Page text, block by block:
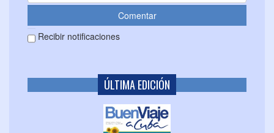
Recibir notificaciones
ÚLTIMA EDICIÓN